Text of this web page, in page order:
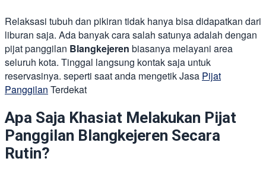
Relaksasi tubuh dan pikiran tidak hanya bisa didapatkan dari
liburan saja. Ada banyak cara salah satunya adalah dengan
pijat panggilan Blangkejeren biasanya melayani area
seluruh kota. Tinggal langsung kontak saja untuk
reservasinya. seperti saat anda mengetik Jasa Pijat
Panggilan Terdekat
Apa Saja Khasiat Melakukan Pijat
Panggilan Blangkejeren Secara
Rutin?